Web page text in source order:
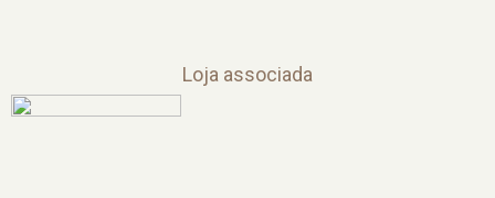
Loja associada